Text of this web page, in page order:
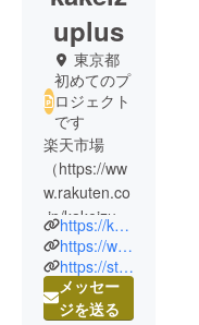
uplus
東京都
初めてのプ
ロジェクト
です
楽天市場
（https://ww
w.rakuten.co
.jp/kakeizupl
us/）Yahoo!
ショッピン
グ
（https://stor
https://kakeizuplus.com
https://www.rakuten.co.jp/kakeizuplus/
https://store.shopping.yahoo.co.jp/kakeizuplus/
メッセー
ジを送る